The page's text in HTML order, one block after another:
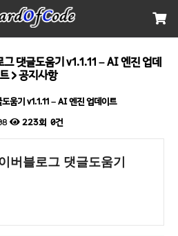
댓글도움기 v1.1.11 – AI 엔진 업데
> 공지사항
움기 v1.1.11 – AI 엔진 업데이트
223회
0건
버블로그 댓글도움기